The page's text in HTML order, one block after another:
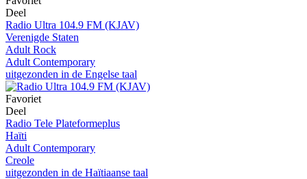
Deel
Radio Ultra 104.9 FM (KJAV)
Verenigde Staten
Adult Rock
Adult Contemporary
uitgezonden in de Engelse taal
Favoriet
Deel
Radio Tele Plateformeplus
Haïti
Adult Contemporary
Creole
uitgezonden in de Haïtiaanse taal